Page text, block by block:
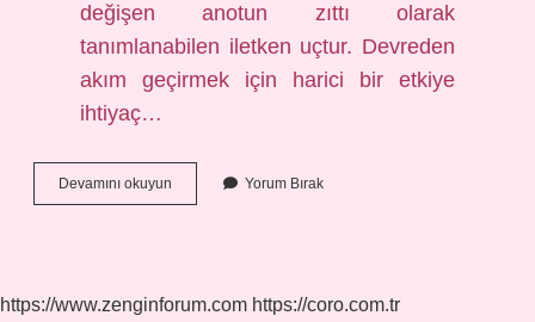
değişen anotun zıttı olarak
tanımlanabilen iletken uçtur. Devreden
akım geçirmek için harici bir etkiye
ihtiyaç…
Devamını okuyun
Işınları
Yorum Bırak
https://www.zenginforum.com https://coro.com.tr